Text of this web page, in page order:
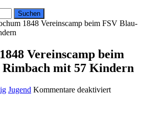
1848 Vereinscamp beim FSV Blau-
Vereinscamp beim
mit 57 Kindern
Jugend Kommentare deaktiviertfür